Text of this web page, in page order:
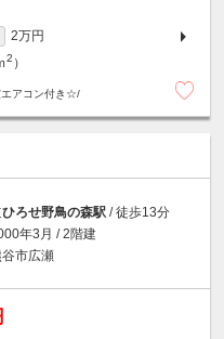
2万円
2 ）
エアコン付き☆/
ひろせ野鳥の森駅 / 徒歩13分
年3月 / 2階建
市広瀬